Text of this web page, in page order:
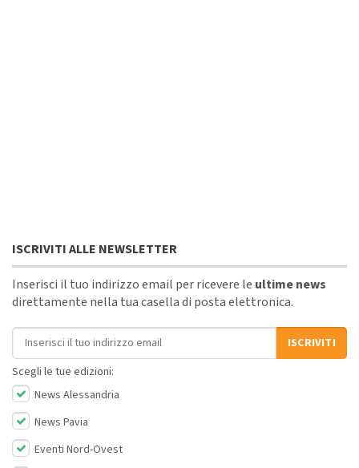
ISCRIVITI ALLE NEWSLETTER
Inserisci il tuo indirizzo email per ricevere le ultime news
direttamente nella tua casella di posta elettronica.
Indirizzo email
ISCRIVITI
Scegli le tue edizioni:
News Alessandria
News Pavia
Eventi Nord-Ovest